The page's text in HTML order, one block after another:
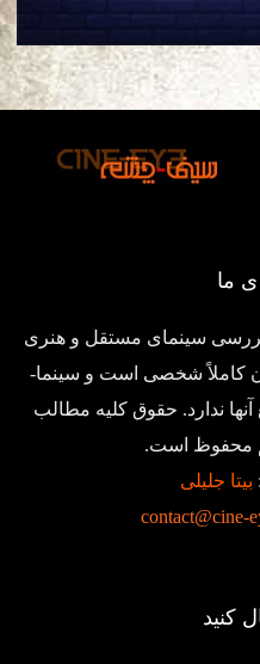
ی ما
سینمای مستقل و هنری
کاملاً شخصی است و سینما-
ندارد. حقوق کلیه مطالب
محفوظ است.
بیتا جلیلی
contact@cine-
کنید